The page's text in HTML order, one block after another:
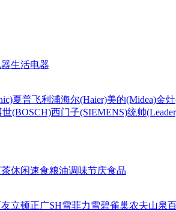
生活电器
夏普飞利浦海尔(Haier)美的(Midea)金
世(BOSCH)西门子(SIEMENS)统帅
休闲速食粮油调味节庆食品
立顿正广SH雪菲力雪碧雀巢农夫山泉